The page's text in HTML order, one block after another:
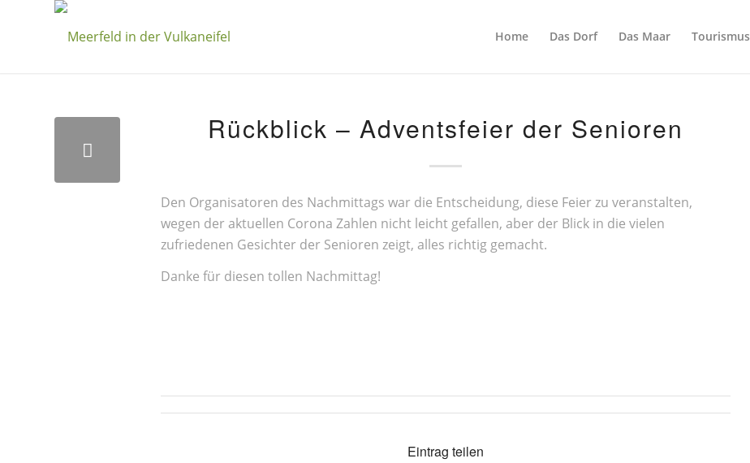
Home Das Dorf Das Maar Tourismus
Rückblick – Adventsfeier der Senioren
Den Organisatoren des Nachmittags war die Entscheidung, diese Feier zu veranstalten,
wegen der aktuellen Corona Zahlen nicht leicht gefallen, aber der Blick in die vielen
zufriedenen Gesichter der Senioren zeigt, alles richtig gemacht.
Danke für diesen tollen Nachmittag!
Eintrag teilen